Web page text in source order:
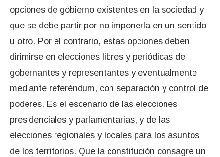
opciones de gobierno existentes en la sociedad y
que se debe partir por no imponerla en un sentido
u otro. Por el contrario, estas opciones deben
dirimirse en elecciones libres y periódicas de
gobernantes y representantes y eventualmente
mediante referéndum, con separación y control de
poderes. Es el escenario de las elecciones
presidenciales y parlamentarias, y de las
elecciones regionales y locales para los asuntos
de los territorios. Que la constitución consagre un